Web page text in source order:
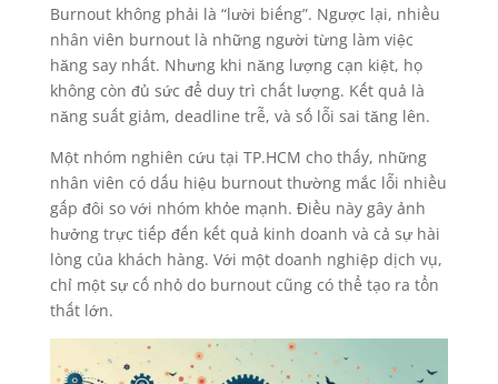
Burnout không phải là “lười biếng”. Ngược lại, nhiều
nhân viên burnout là những người từng làm việc
hăng say nhất. Nhưng khi năng lượng cạn kiệt, họ
không còn đủ sức để duy trì chất lượng. Kết quả là
năng suất giảm, deadline trễ, và số lỗi sai tăng lên.
Một nhóm nghiên cứu tại TP.HCM cho thấy, những
nhân viên có dấu hiệu burnout thường mắc lỗi nhiều
gấp đôi so với nhóm khỏe mạnh. Điều này gây ảnh
hưởng trực tiếp đến kết quả kinh doanh và cả sự hài
lòng của khách hàng. Với một doanh nghiệp dịch vụ,
chỉ một sự cố nhỏ do burnout cũng có thể tạo ra tổn
thất lớn.